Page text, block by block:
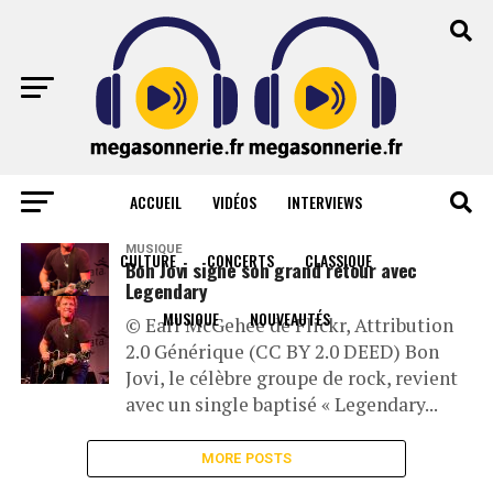
ACCUEIL VIDÉOS INTERVIEWS
CULTURE CONCERTS CLASSIQUE
MUSIQUE NOUVEAUTÉS
All posts tagged "legendary"
MUSIQUE
Bon Jovi signe son grand retour avec
Legendary
© Earl McGehee de Flickr, Attribution
2.0 Générique (CC BY 2.0 DEED) Bon
Jovi, le célèbre groupe de rock, revient
avec un single baptisé « Legendary...
MORE POSTS